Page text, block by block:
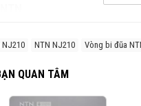
Row Cylindrical Roller
Row Cylindrical Roller
(Multi-Row Cylindrical Roller
NJ210 NTN NJ210 Vòng bi đũa
QUAN TÂM